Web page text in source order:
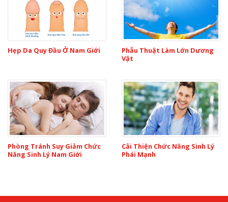
Hẹp Da Quy Đầu Ở Nam Giới
Phẫu Thuật Làm Lớn Dương
Vật
Phòng Tránh Suy Giảm Chức
Năng Sinh Lý Nam Giới
Cải Thiện Chức Năng Sinh Lý
Phái Mạnh